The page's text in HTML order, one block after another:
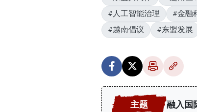
#人工智能治理
#金融
#越南倡议
#东盟发展
融入国